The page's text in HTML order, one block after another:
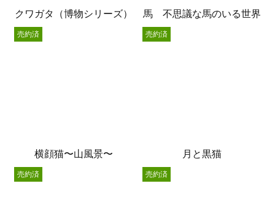
クワガタ（博物シリーズ） 馬 不思議な馬のいる世界
横顔猫〜山風景〜
売約済
月と黒猫
売約済
売約済 売約済